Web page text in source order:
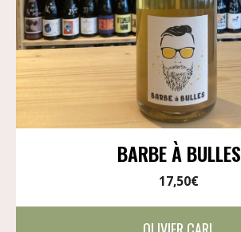
BARBE À BULLES
17,50€